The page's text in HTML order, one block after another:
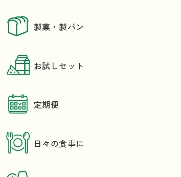
製菓・製パン
お試しセット
定期便
日々の食事に